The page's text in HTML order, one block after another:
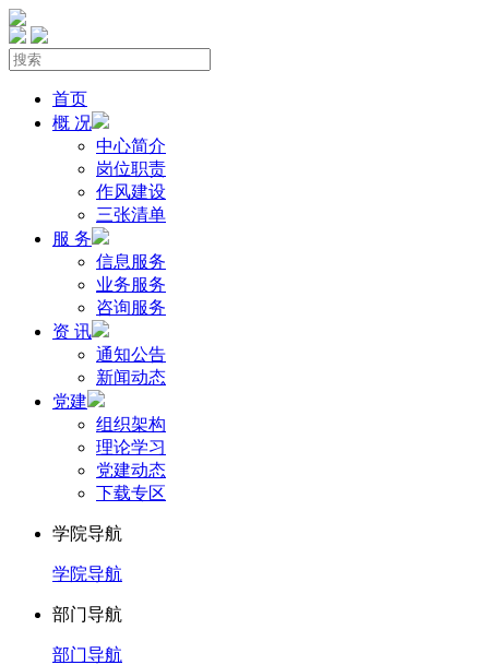
首页
概 况
中心简介
岗位职责
作风建设
三张清单
服 务
信息服务
业务服务
咨询服务
资 讯
通知公告
新闻动态
党建
组织架构
理论学习
党建动态
下载专区
学院导航
学院导航
部门导航
部门导航